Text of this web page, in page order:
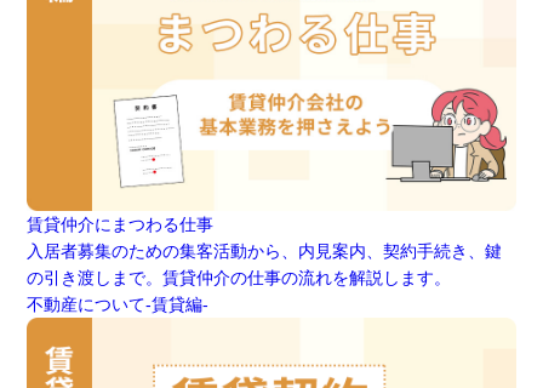
賃貸仲介にまつわる仕事
入居者募集のための集客活動から、内見案内、契約手続き、鍵
の引き渡しまで。賃貸仲介の仕事の流れを解説します。
不動産について-賃貸編-